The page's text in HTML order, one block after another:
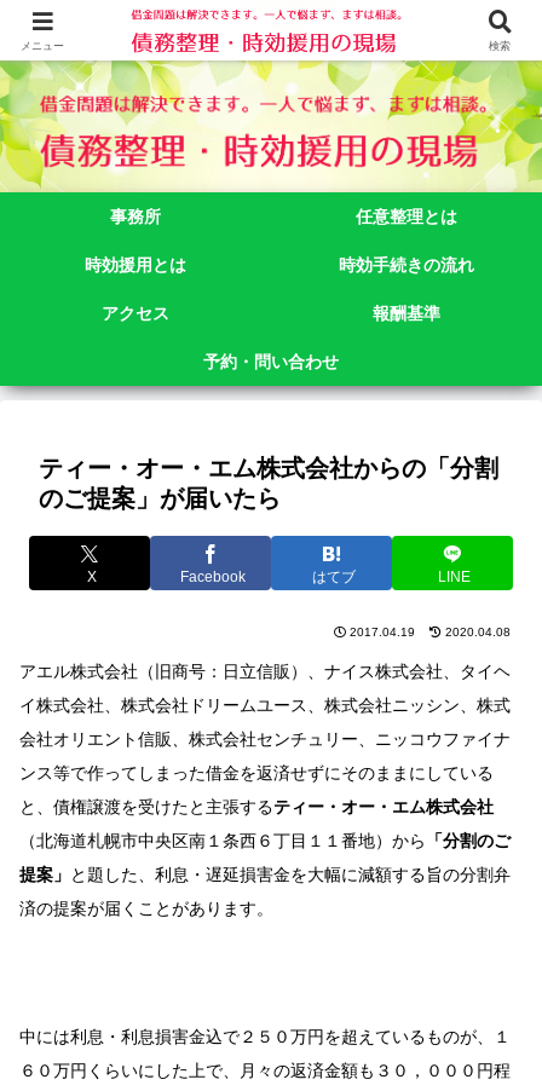
借金問題でお悩みなら司法書士法人御苑総合事務所にご相談下さい。 東京都
新宿区新宿二丁目５番１号アルテビル新宿４階 TEL:03-3356-3750
事務所 任意整理とは
時効援用とは 時効手続きの流れ
アクセス 報酬基準
予約・問い合わせ
ティー・オー・エム株式会社からの「分割
のご提案」が届いたら
X Facebook はてブ LINE
2017.04.19 2020.04.08
アエル株式会社（旧商号：日立信販）、ナイス株式会社、タイヘ
イ株式会社、株式会社ドリームユース、株式会社ニッシン、株式
会社オリエント信販
株式会社センチュリー、ニッコウファイナ
ンス等で作ってしまった借金を返済せずにそのままにしている
と、債権譲渡を受けたと主張するティー・オー・エム株式会社
（北海道札幌市中央区南１条西６丁目１１番地）から
「分割のご
提案」 と題した、利息・遅延損害金を大幅に減額する旨の分割弁
済の提案が届くことがあります。
中には利息・利息損害金込で２５０万円を超えているものが、１
６０万円くらいにした上で、月々の返済金額も３０，０００円程
メニュー 検索